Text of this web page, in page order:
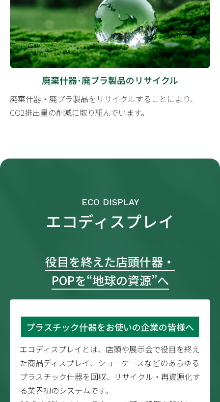
廃棄什器･廃プラ製品のリサイクル
廃棄什器・廃プラ製品をリサイクルすることにより、
CO2排出量の削減に取り組んでいます。
ECO DISPLAY
エコディスプレイ
役目を終えた店頭什器・
POPを“地球の資源”へ
プラスチック什器をお使いの企業の皆様へ
エコディスプレイとは、店頭や展示会で役目を終え
た商品ディスプレイ、ショーケースなどのあらゆる
プラスチック什器を回収、リサイクル・再資源化す
る業界初のシステムです。